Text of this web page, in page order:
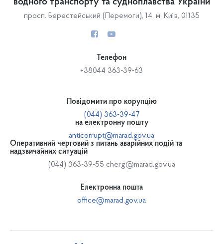
водного транспорту та судноплавства України
просп. Берестейський (Перемоги), 14, м. Київ, 01135
Телефон
+38044 363-39-63
Повідомити про корупцію
(044) 363-39-47
на електронну пошту
anticorrupt@marad.gov.ua
Оперативний черговий з питань аварійних подій та
надзвичайних ситуацій
(044) 363-39-55 cherg@marad.gov.ua
Електронна пошта
office@marad.gov.ua